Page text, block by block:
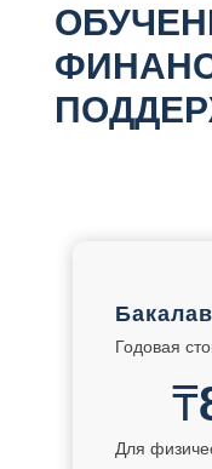
Годовая
₸
Для